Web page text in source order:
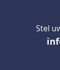
Stel